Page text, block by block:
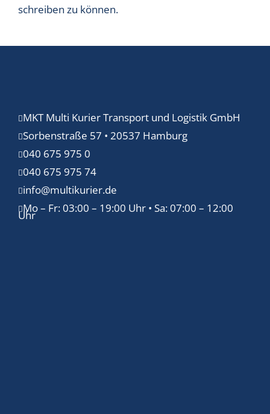
schreiben zu können.
MKT Multi Kurier Transport und Logistik GmbH
Sorbenstraße 57 • 20537 Hamburg
040 675 975 0
040 675 975 74
info@multikurier.de
Mo – Fr: 03:00 – 19:00 Uhr • Sa: 07:00 – 12:00
Uhr